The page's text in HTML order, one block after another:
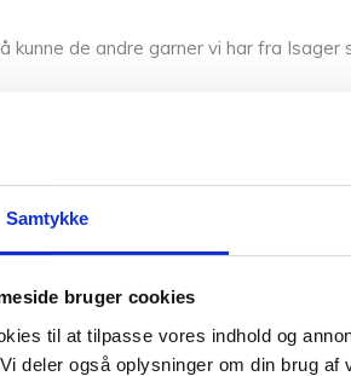
Samtykke
bruger cookies
til at tilpasse vores indhold og
deler også oplysninger om din brug
kunne de andre garner vi har fra Isager